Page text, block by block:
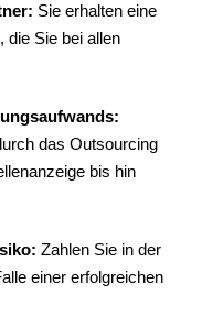
Sie erhalten eine
die Sie bei allen
das Outsourcing
bis hin
Zahlen Sie in der
einer erfolgreichen